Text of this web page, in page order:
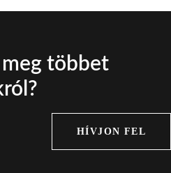
többet
HÍVJON FEL